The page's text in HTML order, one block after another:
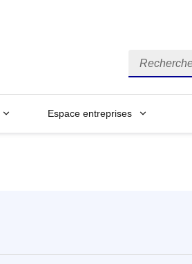
Rechercher
Espace entreprises